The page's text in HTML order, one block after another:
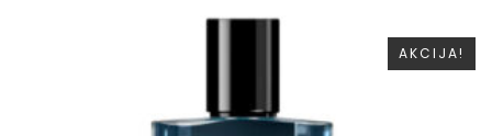
AKCIJA!